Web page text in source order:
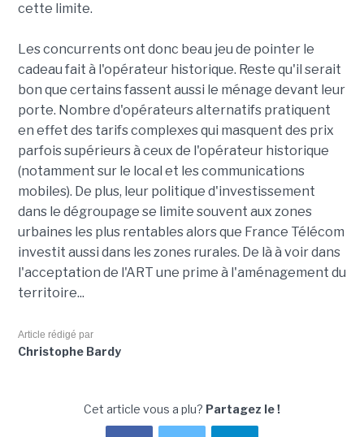
cette limite.
Les concurrents ont donc beau jeu de pointer le
cadeau fait à l'opérateur historique. Reste qu'il serait
bon que certains fassent aussi le ménage devant leur
porte. Nombre d'opérateurs alternatifs pratiquent
en effet des tarifs complexes qui masquent des prix
parfois supérieurs à ceux de l'opérateur historique
(notamment sur le local et les communications
mobiles). De plus, leur politique d'investissement
dans le dégroupage se limite souvent aux zones
urbaines les plus rentables alors que France Télécom
investit aussi dans les zones rurales. De là à voir dans
l'acceptation de l'ART une prime à l'aménagement du
territoire...
Article rédigé par
Christophe Bardy
Cet article vous a plu? Partagez le !